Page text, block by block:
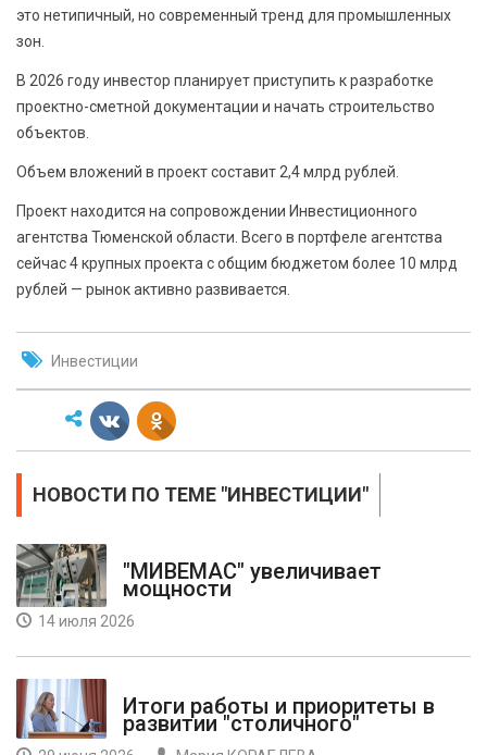
это нетипичный, но современный тренд для промышленных
зон.
В 2026 году инвестор планирует приступить к разработке
проектно-сметной документации и начать строительство
объектов.
Объем вложений в проект составит 2,4 млрд рублей.
Проект находится на сопровождении Инвестиционного
агентства Тюменской области. Всего в портфеле агентства
сейчас 4 крупных проекта с общим бюджетом более 10 млрд
рублей — рынок активно развивается.
Инвестиции
НОВОСТИ ПО ТЕМЕ "ИНВЕСТИЦИИ"
"МИВЕМАС" увеличивает
мощности
14 июля 2026
Итоги работы и приоритеты в
развитии "столичного"